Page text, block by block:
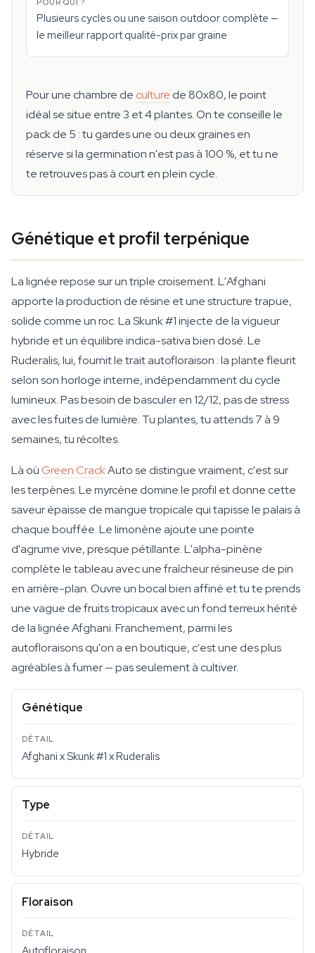
Plusieurs cycles ou une saison outdoor complète —
le meilleur rapport qualité-prix par graine
Pour une chambre de culture de 80x80, le point
idéal se situe entre 3 et 4 plantes. On te conseille le
pack de 5 : tu gardes une ou deux graines en
réserve si la germination n'est pas à 100 %, et tu ne
te retrouves pas à court en plein cycle.
Génétique et profil terpénique
La lignée repose sur un triple croisement. L'Afghani
apporte la production de résine et une structure trapue,
solide comme un roc. La Skunk #1 injecte de la vigueur
hybride et un équilibre indica-sativa bien dosé. Le
Ruderalis, lui, fournit le trait autofloraison : la plante fleurit
selon son horloge interne, indépendamment du cycle
lumineux. Pas besoin de basculer en 12/12, pas de stress
avec les fuites de lumière. Tu plantes, tu attends 7 à 9
semaines, tu récoltes.
Là oùGreen CrackAuto se distingue vraiment, c'est sur
les terpènes. Le myrcène domine le profil et donne cette
saveur épaisse de mangue tropicale qui tapisse le palais à
chaque bouffée. Le limonène ajoute une pointe
d'agrume vive, presque pétillante. L'alpha-pinène
complète le tableau avec une fraîcheur résineuse de pin
en arrière-plan. Ouvre un bocal bien affiné et tu te prends
une vague de fruits tropicaux avec un fond terreux hérité
de la lignée Afghani. Franchement, parmi les
autofloraisons qu'on a en boutique, c'est une des plus
agréables à fumer — pas seulement à cultiver.
Génétique
Afghani x Skunk #1 x Ruderalis
Type
Hybride
Floraison